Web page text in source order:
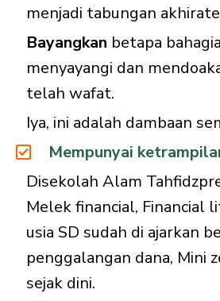
menjadi tabungan
Bayangkan betapa
menyayangi dan
telah wafat.
Iya, ini adalah dambaan
Mempunyai
Disekolah Alam
Melek financial, Financial
usia SD sudah di ajarkan
penggalangan dana, Mini
sejak dini.